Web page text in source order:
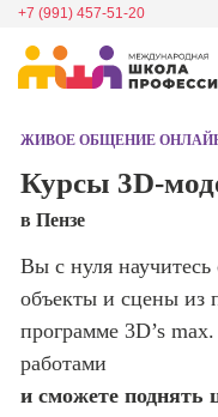
+7 (991) 457-51-20
Школа дизайна
программирования
Школа психологии
Школа актерского
ЖИВОЕ ОБЩЕНИЕ
Курсы 3D-
в Пензе
Вы с нуля
объекты и сцены из
программе 3D’s
работами
и сможете поднять